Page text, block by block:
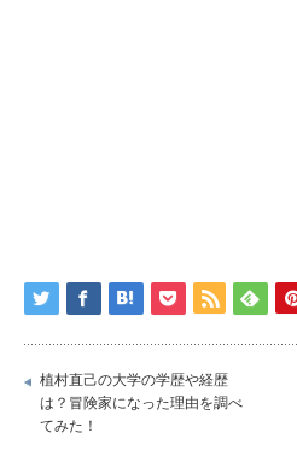
植村直己の大学の学歴や経歴
は？冒険家になった理由を調べ
てみた！